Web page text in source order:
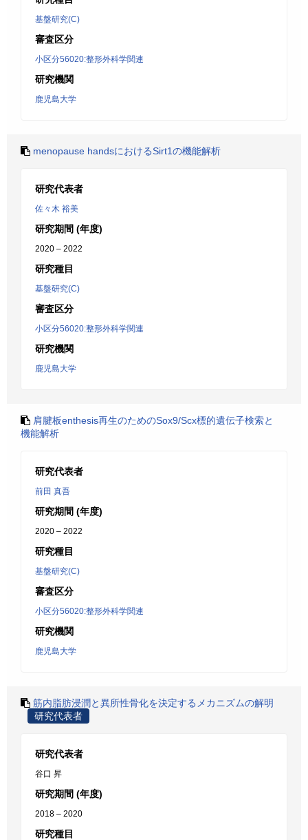
基盤研究(C)
審査区分
小区分56020:整形外科学関連
研究機関
鹿児島大学
menopause handsにおけるSirt1の機能解析
研究代表者
佐々木 裕美
研究期間 (年度)
2020 – 2022
研究種目
基盤研究(C)
審査区分
小区分56020:整形外科学関連
研究機関
鹿児島大学
肩腱板enthesis再生のためのSox9/Scx標的遺伝子検索と
機能解析
研究代表者
前田 真吾
研究期間 (年度)
2020 – 2022
研究種目
基盤研究(C)
審査区分
小区分56020:整形外科学関連
研究機関
鹿児島大学
筋内脂肪浸潤と異所性骨化を決定するメカニズムの解明
研究代表者
研究代表者
谷口 昇
研究期間 (年度)
2018 – 2020
研究種目